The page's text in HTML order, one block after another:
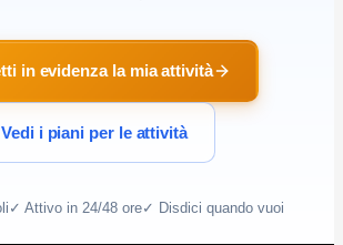
in evidenza la mia attività
Vedi i piani per le attività
✓ Attivo in 24/48 ore✓ Disdici quando vuoi